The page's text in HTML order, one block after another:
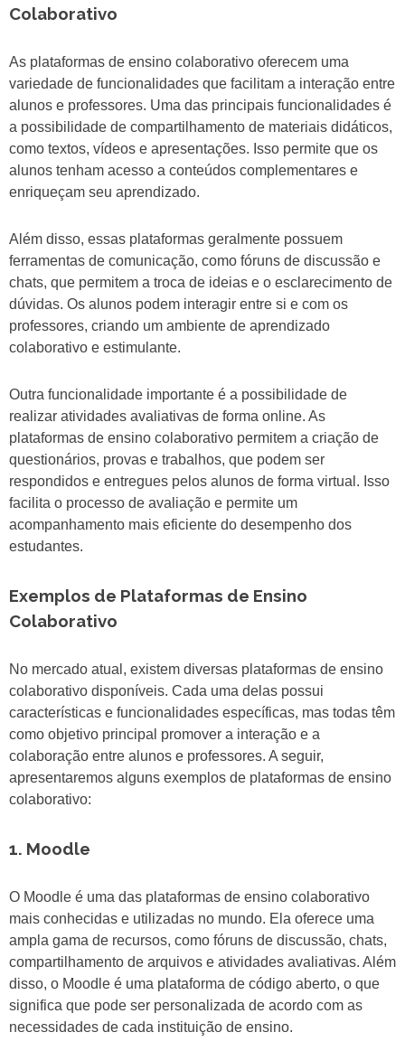
Colaborativo
As plataformas de ensino colaborativo oferecem uma
variedade de funcionalidades que facilitam a interação entre
alunos e professores. Uma das principais funcionalidades é
a possibilidade de compartilhamento de materiais didáticos,
como textos, vídeos e apresentações. Isso permite que os
alunos tenham acesso a conteúdos complementares e
enriqueçam seu aprendizado.
Além disso, essas plataformas geralmente possuem
ferramentas de comunicação, como fóruns de discussão e
chats, que permitem a troca de ideias e o esclarecimento de
dúvidas. Os alunos podem interagir entre si e com os
professores, criando um ambiente de aprendizado
colaborativo e estimulante.
Outra funcionalidade importante é a possibilidade de
realizar atividades avaliativas de forma online. As
plataformas de ensino colaborativo permitem a criação de
questionários, provas e trabalhos, que podem ser
respondidos e entregues pelos alunos de forma virtual. Isso
facilita o processo de avaliação e permite um
acompanhamento mais eficiente do desempenho dos
estudantes.
Exemplos de Plataformas de Ensino
Colaborativo
No mercado atual, existem diversas plataformas de ensino
colaborativo disponíveis. Cada uma delas possui
características e funcionalidades específicas, mas todas têm
como objetivo principal promover a interação e a
colaboração entre alunos e professores. A seguir,
apresentaremos alguns exemplos de plataformas de ensino
colaborativo:
1. Moodle
O Moodle é uma das plataformas de ensino colaborativo
mais conhecidas e utilizadas no mundo. Ela oferece uma
ampla gama de recursos, como fóruns de discussão, chats,
compartilhamento de arquivos e atividades avaliativas. Além
disso, o Moodle é uma plataforma de código aberto, o que
significa que pode ser personalizada de acordo com as
necessidades de cada instituição de ensino.